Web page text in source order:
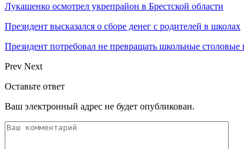
Лукашенко осмотрел укрепрайон в Брестской области
Президент высказался о сборе денег с родителей в школах
Президент потребовал не превращать школьные
Prev Next
Оставьте ответ
Ваш электронный адрес не будет опубликован.